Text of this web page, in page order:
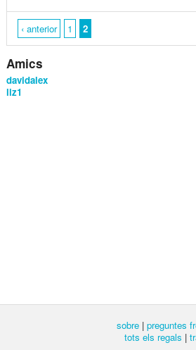
‹ anterior 1 2
Amics
davidalex
liz1
sobre | preguntes
tots els regals |